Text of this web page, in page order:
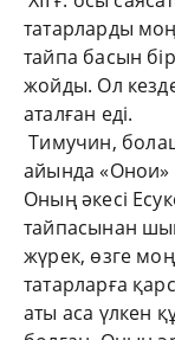
татарларды
тайпа басын
жойды. Ол
аталған еді.
Тимучин,
айында «Онои»
Оның әкесі
тайпасынан
жүрек, өзге
татарларға
аты аса үлкен